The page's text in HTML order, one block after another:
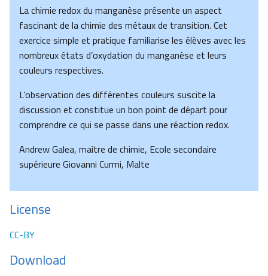
La chimie redox du manganèse présente un aspect
fascinant de la chimie des métaux de transition. Cet
exercice simple et pratique familiarise les élèves avec les
nombreux états d’oxydation du manganèse et leurs
couleurs respectives.
L’observation des différentes couleurs suscite la
discussion et constitue un bon point de départ pour
comprendre ce qui se passe dans une réaction redox.
Andrew Galea, maître de chimie, Ecole secondaire
supérieure Giovanni Curmi, Malte
License
CC-BY
Download